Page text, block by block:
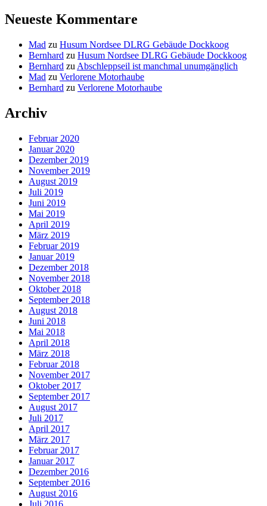
Neueste Kommentare
Mad zu Husum Nordsee DLRG Gebäude Dockkoog
Bernhard zu Husum Nordsee DLRG Gebäude Dockkoog
Bernhard zu Abschleppseil ist manchmal unumgänglich
Mad zu Verlorene Motorhaube
Bernhard zu Verlorene Motorhaube
Archiv
Februar 2020
Januar 2020
Dezember 2019
November 2019
August 2019
Juli 2019
Juni 2019
Mai 2019
April 2019
März 2019
Februar 2019
Januar 2019
Dezember 2018
November 2018
Oktober 2018
September 2018
August 2018
Juni 2018
Mai 2018
April 2018
März 2018
Februar 2018
November 2017
Oktober 2017
September 2017
August 2017
Juli 2017
April 2017
März 2017
Februar 2017
Januar 2017
Dezember 2016
September 2016
August 2016